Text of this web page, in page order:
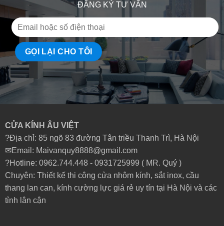
ĐĂNG KÝ TƯ VẤN
CỬA KÍNH ÂU VIỆT
?Địa chỉ: 85 ngõ 83 đường Tân triều Thanh Trì, Hà Nội
✉Email: Maivanquy8888@gmail.com
?Hotline: 0962.744.448 - 0931725999 ( MR. Quý )
Chuyên: Thiết kế thi công cửa nhôm kính, sắt inox, cầu
thang lan can, kính cường lực giá rẻ uy tín tại Hà Nội và các
tỉnh lân cận